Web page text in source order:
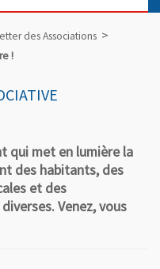
des Associations
!
qui met en lumière la
des habitants, des
et des
Venez, vous